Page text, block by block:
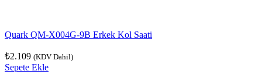
Quark QM-X004G-9B Erkek Kol Saati
₺2.109 (KDV Dahil)
Sepete Ekle